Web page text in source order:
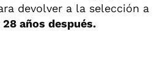
devolver a la selección a
28 años después.